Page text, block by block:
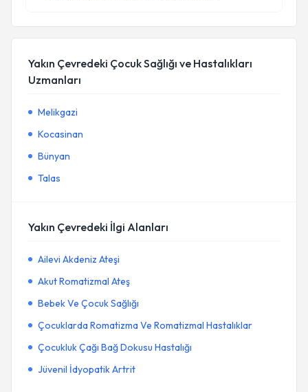
Yakın Çevredeki Çocuk Sağlığı ve Hastalıkları
Uzmanları
Melikgazi
Kocasinan
Bünyan
Talas
Yakın Çevredeki İlgi Alanları
Ailevi Akdeniz Ateşi
Akut Romatizmal Ateş
Bebek Ve Çocuk Sağlığı
Çocuklarda Romatizma Ve Romatizmal Hastalıklar
Çocukluk Çağı Bağ Dokusu Hastalığı
Jüvenil İdyopatik Artrit